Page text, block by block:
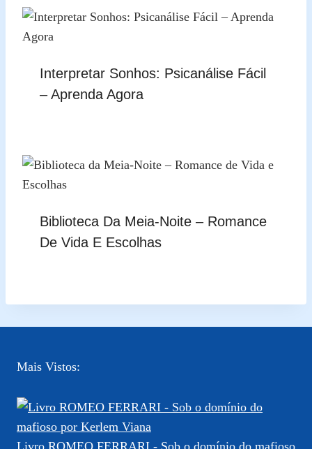
Interpretar Sonhos: Psicanálise Fácil
– Aprenda Agora
Biblioteca Da Meia-Noite – Romance
De Vida E Escolhas
Mais Vistos:
Livro ROMEO FERRARI - Sob o domínio do mafioso